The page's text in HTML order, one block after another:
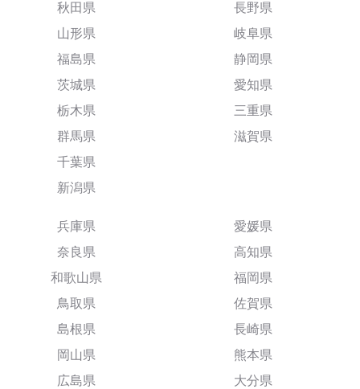
秋田県
山形県
福島県
茨城県
栃木県
群馬県
千葉県
新潟県
長野県
岐阜県
静岡県
愛知県
三重県
滋賀県
兵庫県
奈良県
和歌山県
鳥取県
島根県
岡山県
広島県
愛媛県
高知県
福岡県
佐賀県
長崎県
熊本県
大分県